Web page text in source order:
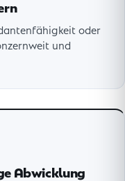
oder
und
Abwicklung